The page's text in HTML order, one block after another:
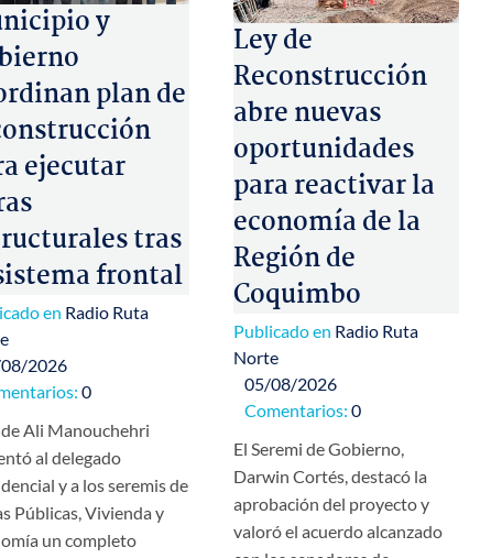
y
plan de
ejecutar
tras
frontal
en Radio Ruta
2026
0
Ali Manouchehri
al delegado
y a los seremis de
Públicas, Vivienda y
un completo
Ley de
Reconstrucción
abre nuevas
oportunidades
para reactivar la
economía de la
Región de
Coquimbo
Publicado en Radio Ruta
Norte
05/08/2026
Comentarios: 0
El Seremi de Gobierno,
Darwin Cortés, destacó la
aprobación del proyecto y
valoró el acuerdo alcanzado